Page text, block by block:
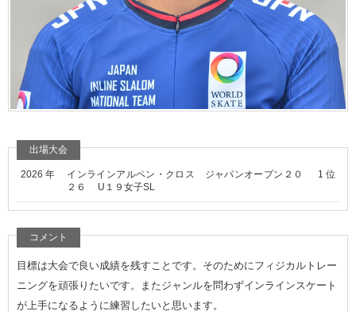
出場大会
2026 年 1 位
インラインアルペン・クロス ジャパンオープン２０
２６ U１９女子SL
コメント
目標は大会で良い成績を残すことです。そのためにフィジカルトレー
ニングを頑張りたいです。またジャンルを問わずインラインスケート
が上手になるように練習したいと思います。